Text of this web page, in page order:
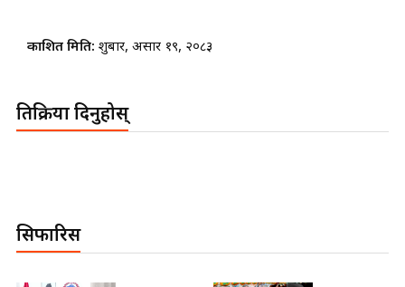
प्रकाशित मिति: शुक्रबार, असार १९, २०८३
प्रतिक्रिया दिनुहोस्
सिफारिस